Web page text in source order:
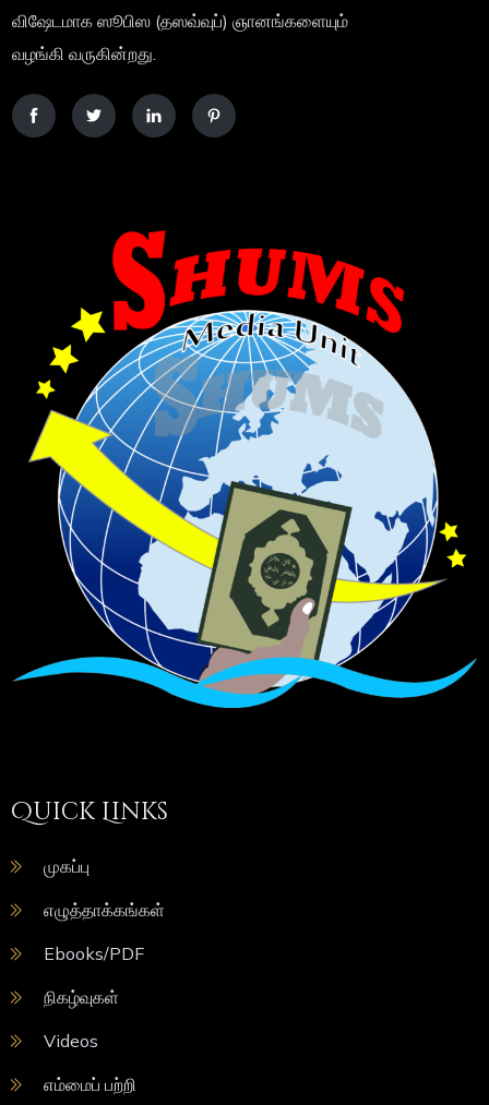
விஷேடமாக ஸூபிஸ (தஸவ்வுப்) ஞானங்களையும்
வழங்கி வருகின்றது.
Quick Links
முகப்பு
எழுத்தாக்கங்கள்
Ebooks/PDF
நிகழ்வுகள்
Videos
எம்மைப் பற்றி